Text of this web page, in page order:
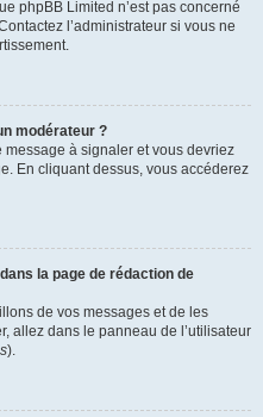
phpBB Limited n’est pas concerné
l’administrateur si vous ne
modérateur ?
message à signaler et vous devriez
En cliquant dessus, vous accéderez
la page de rédaction de
de vos messages et de les
allez dans le panneau de l’utilisateur
).